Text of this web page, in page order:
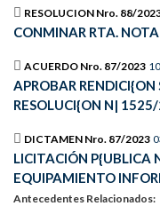
RESOLUCION Nro. 88/
CONMINAR RTA.
ACUERDO Nro. 87/2023
APROBAR
RESOLUCI{ON N|
DICTAMEN Nro. 87/2023
LICITACIÓN P{UBLICA
EQUIPAMIENTO
Antecedentes Relacionados: